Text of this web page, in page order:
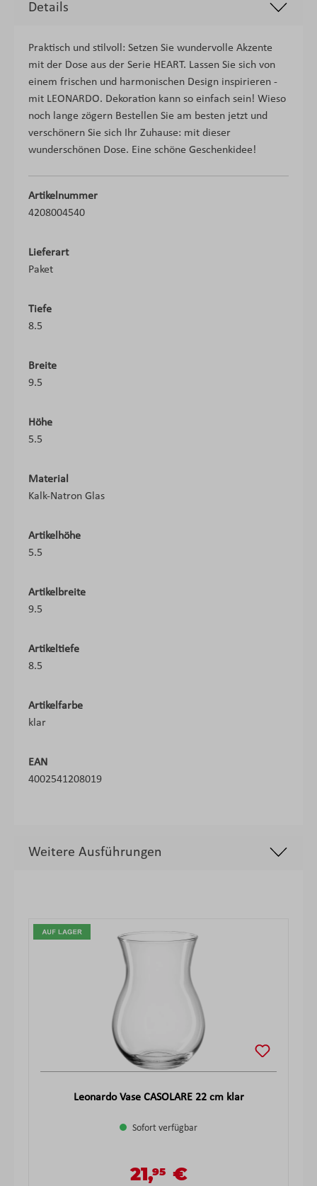
Details
Praktisch und stilvoll: Setzen Sie wundervolle Akzente
mit der Dose aus der Serie HEART. Lassen Sie sich von
einem frischen und harmonischen Design inspirieren -
mit LEONARDO. Dekoration kann so einfach sein! Wieso
noch lange zögern Bestellen Sie am besten jetzt und
verschönern Sie sich Ihr Zuhause: mit dieser
wunderschönen Dose. Eine schöne Geschenkidee!
Artikelnummer
4208004540
Lieferart
Paket
Tiefe
8.5
Breite
9.5
Höhe
5.5
Material
Kalk-Natron Glas
Artikelhöhe
5.5
Artikelbreite
9.5
Artikeltiefe
8.5
Artikelfarbe
klar
EAN
4002541208019
Weitere Ausführungen
Leonardo Vase CASOLARE 22 cm klar
Sofort verfügbar
Regulärer Preis:
Verkaufspreis:
21,95 €